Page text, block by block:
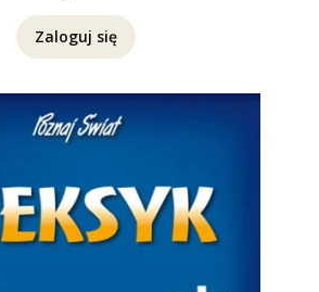
Zaloguj się